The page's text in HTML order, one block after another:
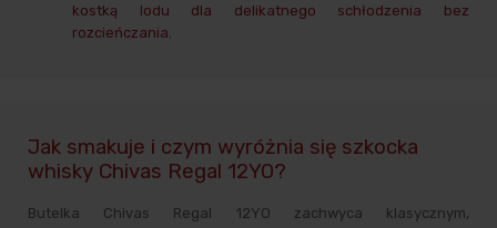
kostką lodu dla delikatnego schłodzenia bez
rozcieńczania.
Jak smakuje i czym wyróżnia się szkocka
whisky Chivas Regal 12YO?
Butelka Chivas Regal 12YO zachwyca klasycznym,